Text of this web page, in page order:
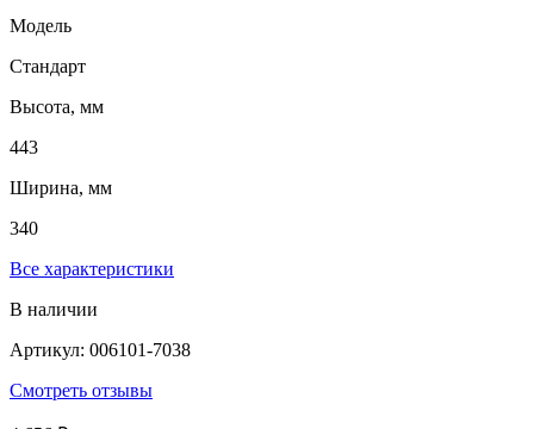
Модель
Стандарт
Высота, мм
443
Ширина, мм
340
Все характеристики
В наличии
Артикул: 006101-7038
Смотреть отзывы